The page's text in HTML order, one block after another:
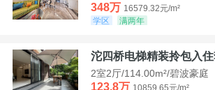
348万 16579.32元/m²
学区
满两年
2室2厅/114.00m²/碧波豪庭
123.8万 10859.65元/m²